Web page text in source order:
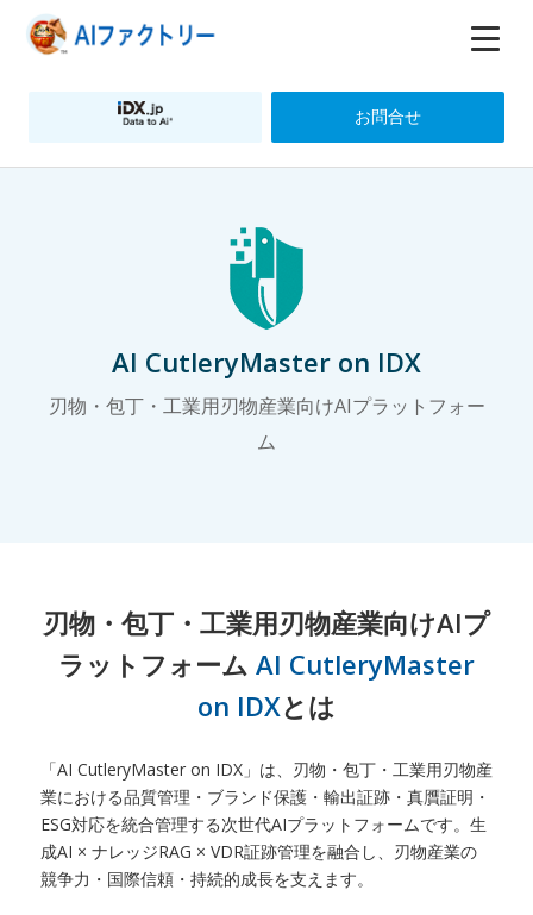
お問合せ
AI CutleryMaster on IDX
刃物・包丁・工業用刃物産業向けAIプラットフォー
ム
刃物・包丁・工業用刃物産業向けAIプ
ラットフォーム AI CutleryMaster
on IDXとは
「AI CutleryMaster on IDX」は、刃物・包丁・工業用刃物産
業における品質管理・ブランド保護・輸出証跡・真贋証明・
ESG対応を統合管理する次世代AIプラットフォームです。生
成AI × ナレッジRAG × VDR証跡管理を融合し、刃物産業の
競争力・国際信頼・持続的成長を支えます。